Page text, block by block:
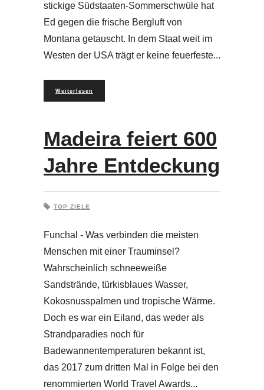
stickige Südstaaten-Sommerschwüle hat
Ed gegen die frische Bergluft von
Montana getauscht. In dem Staat weit im
Westen der USA trägt er keine feuerfeste
Weiterlesen
Madeira feiert 600
Jahre Entdeckung
TOP ZIELE
Funchal - Was verbinden die meisten
Menschen mit einer Trauminsel?
Wahrscheinlich schneeweiße
Sandstrände, türkisblaues Wasser,
Kokosnusspalmen und tropische Wärme.
Doch es war ein Eiland, das weder als
Strandparadies noch für
Badewannentemperaturen bekannt ist,
das 2017 zum dritten Mal in Folge bei den
renommierten World Travel Awards